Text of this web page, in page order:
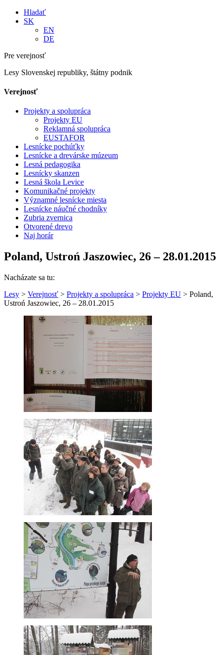
Hladať
SK
EN
DE
Pre verejnosť
Lesy Slovenskej republiky, štátny podnik
Verejnosť
Projekty a spolupráca
Projekty EU
Reklamná spolupráca
EUSTAFOR
Lesnícke pochúťky
Lesnícke a drevárske múzeum
Lesná pedagogika
Lesnícky skanzen
Lesná škola Levice
Komunikačné projekty
Významné lesnícke miesta
Lesnícke náučné chodníky
Zubria zvernica
Otvorené drevo
Naj horár
Poland, Ustroń Jaszowiec, 26 – 28.01.2015
Nacházate sa tu:
Lesy > Verejnosť > Projekty a spolupráca > Projekty EU > Poland,
Ustroń Jaszowiec, 26 – 28.01.2015